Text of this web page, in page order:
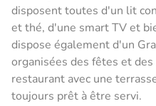
disposent toutes d'un lit
et thé, d'une smart TV et
dispose également d'un
organisées des fêtes et
restaurant avec une
toujours prêt à être servi.